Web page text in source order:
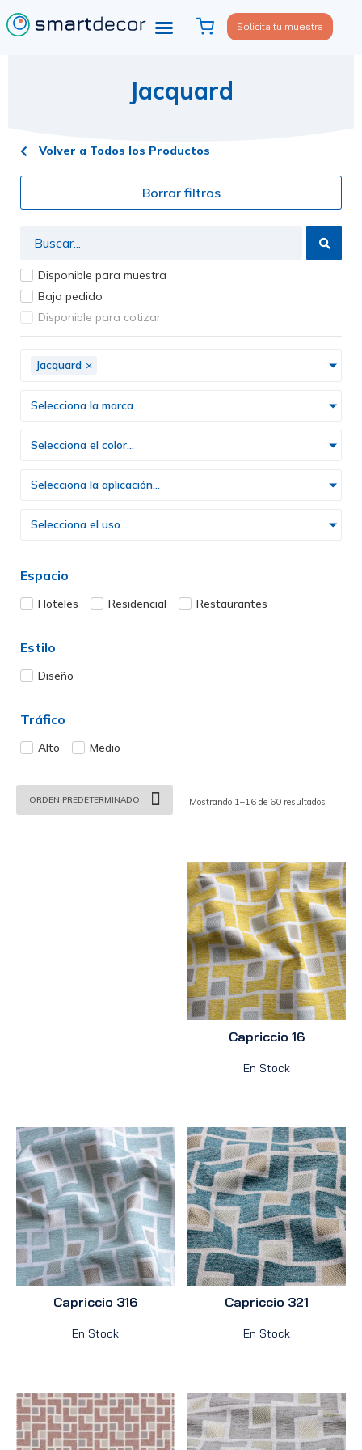
Solicita tu muestra
Jacquard
Volver a Todos los Productos
Borrar filtros
Disponible para muestra
Bajo pedido
Disponible para cotizar
Jacquard ×
Selecciona la marca...
Selecciona el color...
Selecciona la aplicación...
Selecciona el uso...
Espacio
Hoteles Residencial Restaurantes
Estilo
Diseño
Tráfico
Alto Medio
Mostrando 1–16 de 60 resultados
Capriccio 16
En Stock
Capriccio 316
En Stock
Capriccio 321
En Stock